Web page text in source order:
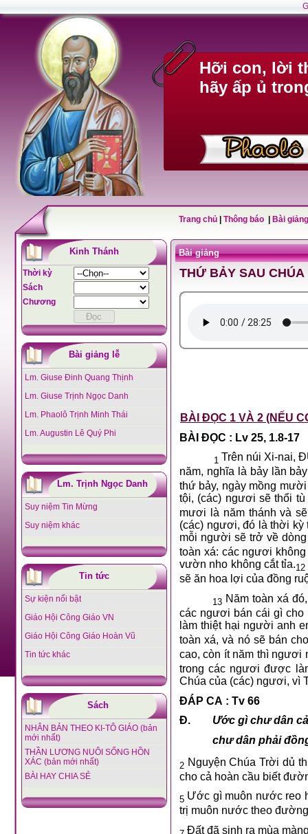
Hỡi con, lời
hãy ấp ủ
Trang chủ Thông báo Bài
Kinh Thánh
Thời kỳ
Sách
Chương
Bài giảng lễ
Lm. Giuse Đinh Quang Thịnh
Lm. Giuse Trịnh Ngọc Danh
Lm. Phaolô Trịnh Minh Thái
Lm. Augustin Lê Quý Phi
Lm. Trịnh Ngọc Danh
Suy niệm Tin Mừng
Suy niệm khác
Tin tức
Sự kiện nổi bật
Giáo Hội Công Giáo VN
Giáo Hội Công Giáo Hoàn Vũ
Tin tức khác
Sách
NHÂN BẢN THEO KI-TÔ GIÁO (bản
mới nhất)
THẦN LƯƠNG NUÔI SỐNG HỒN
XÁC (bản mới nhất)
BÀI HAY CHIA SẺ
Bài giảng
THỨ BẢY SAU
BÀI ĐỌC 1 VÀ 2 (NẾU
BÀI ĐỌC : Lv 25, 1.8-17
1 Trên núi Xi-nai,
năm, nghĩa là bảy lần
thứ bảy, ngày mồng
tội, (các) ngươi sẽ thổi
mươi là năm thánh và
(các) ngươi, đó là thời
mỗi người sẽ trở về
toàn xá: các ngươi
vườn nho không cắt tỉa.12
sẽ ăn hoa lợi của đồng
13 Năm toàn xá
các ngươi bán cái gì
làm thiệt hại người anh
toàn xá, và nó sẽ bán
cao, còn ít năm thì ngươi
trong các ngươi được
Chúa của (các) ngươi, vì
ĐÁP CA : Tv 66
Đ.
Ước gì chư dân
chư dân phải
2 Nguyện Chúa Trời dủ
cho cả hoàn cầu biết
5 Ước gì muôn nước reo
trị muôn nước theo
Đất đã sinh ra mùa